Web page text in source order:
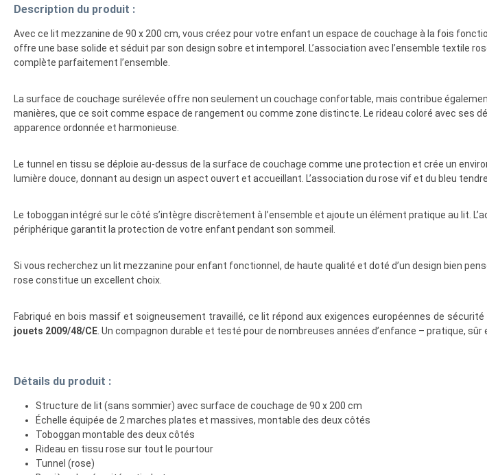
Description du produit :
Avec ce lit mezzanine de 90 x 200 cm, vous créez pour votre enfant un espace de couchage à la fois
offre une base solide et séduit par son design sobre et intemporel. L’association avec l’ensemble textile
complète parfaitement l’ensemble.
La surface de couchage surélevée offre non seulement un couchage confortable, mais contribue
manières, que ce soit comme espace de rangement ou comme zone distincte. Le rideau coloré avec ses
apparence ordonnée et harmonieuse.
Le tunnel en tissu se déploie au-dessus de la surface de couchage comme une protection et crée un
lumière douce, donnant au design un aspect ouvert et accueillant. L’association du rose vif et du bleu
Le toboggan intégré sur le côté s’intègre discrètement à l’ensemble et ajoute un élément pratique au lit.
périphérique garantit la protection de votre enfant pendant son sommeil.
Si vous recherchez un lit mezzanine pour enfant fonctionnel, de haute qualité et doté d’un design bien
rose constitue un excellent choix.
Fabriqué en bois massif et soigneusement travaillé, ce lit répond aux exigences européennes de
jouets 2009/48/CE . Un compagnon durable et testé pour de nombreuses années d’enfance – pratique,
Détails du produit :
Structure de lit (sans sommier) avec surface de couchage de 90 x 200 cm
Échelle équipée de 2 marches plates et massives, montable des deux côtés
Toboggan montable des deux côtés
Rideau en tissu rose sur tout le pourtour
Tunnel (rose)